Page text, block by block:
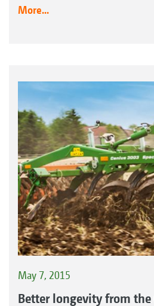
More...
May 7, 2015
Better longevity from the